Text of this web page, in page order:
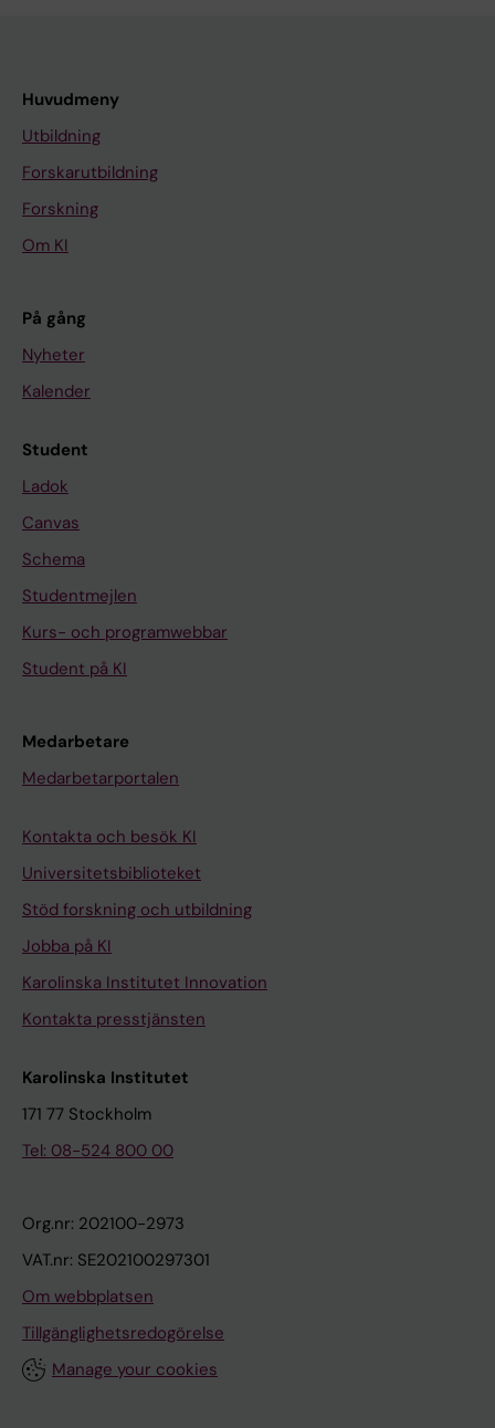
Huvudmeny
Utbildning
Forskarutbildning
Forskning
Om KI
På gång
Nyheter
Kalender
Student
Ladok
Canvas
Schema
Studentmejlen
Kurs- och programwebbar
Student på KI
Medarbetare
Medarbetarportalen
Kontakta och besök KI
Universitetsbiblioteket
Stöd forskning och utbildning
Jobba på KI
Karolinska Institutet Innovation
Kontakta presstjänsten
Karolinska Institutet
171 77 Stockholm
Tel: 08-524 800 00
Org.nr: 202100-2973
VAT.nr: SE202100297301
Om webbplatsen
Tillgänglighetsredogörelse
Manage your cookies